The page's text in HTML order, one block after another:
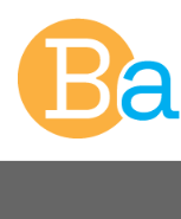
content